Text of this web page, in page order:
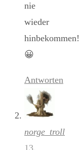
nie
wieder
hinbekommen!
😀
Antworten
norge_troll